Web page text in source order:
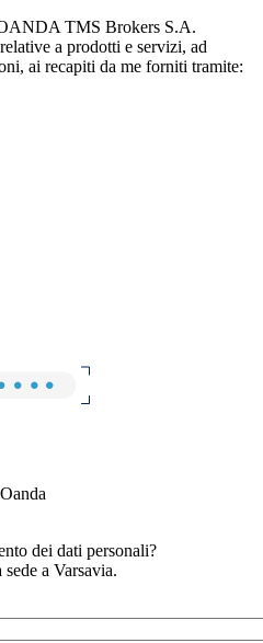
TMS Brokers S.A.
a prodotti e servizi, ad
ai recapiti da me forniti tramite:
dei dati personali?
a Varsavia.